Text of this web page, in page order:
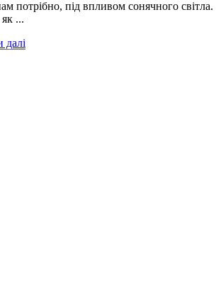
потрібно, під впливом сонячного світла.
...
далі